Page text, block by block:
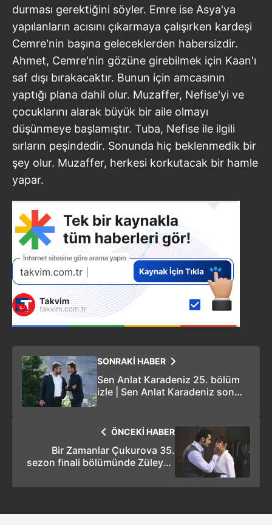
durması gerektiğini söyler. Emre ise Asya'ya
yapılanların acısını çıkarmaya çalışırken kardeşi
Cemre'nin başına geleceklerden habersizdir.
Ahmet, Cemre'nin gözüne girebilmek için Kaan'ı
saf dışı bırakacaktır. Bunun için amcasının
yaptığı plana dahil olur. Muzaffer, Nefise'yi ve
çocuklarını alarak büyük bir aile olmayı
düşünmeye başlamıştır. Tuba, Nefise ile ilgili
sırların peşindedir. Sonunda hiç beklenmedik bir
şey olur. Muzaffer, herkesi korkutacak bir hamle
yapar.
SONRAKİ HABER
Sen Anlat Karadeniz 25. bölüm
izle | Sen Anlat Karadeniz son
ÖNCEKİ HABER
Bir Zamanlar Çukurova 35.
sezon finali bölümünde Züleyha